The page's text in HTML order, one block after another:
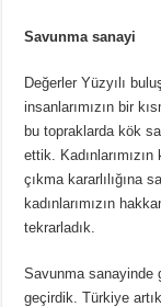
Savunma sanayi
Değerler Yüzyılı
insanlarımızın bir
bu topraklarda kök
ettik.
çıkma kararlılığına
kadınlarımızın
tekrarladık.
Savunma sanayinde
geçirdik. Türkiye